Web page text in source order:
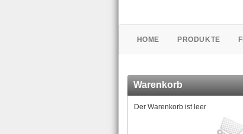
HOME PRODUKTE
Warenkorb
Der Warenkorb ist leer